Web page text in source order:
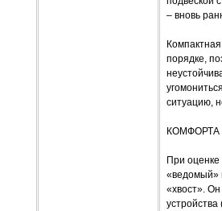
– вновь
порядке,
ситуацию,
КОМФОРТА
При
«ведомый»
«хвост».
устройства